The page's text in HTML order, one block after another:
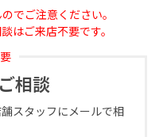
でご注意ください。
はご来店不要です。
相談
スタッフにメールで相